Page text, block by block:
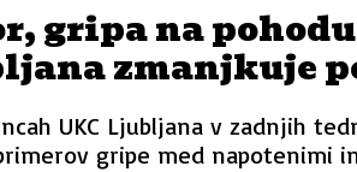
gripa na
zmanjkuje
UKC Ljubljana v zadnjih
gripe med napotenimi